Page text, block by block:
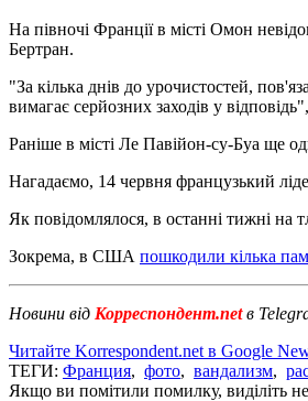
На півночі Франції в місті Омон
Бертран.
"За кілька днів до урочистостей,
вимагає серйозних заходів у
Раніше в місті Ле Павійон-су-Буа ще
Нагадаємо, 14 червня французький
Як повідомлялося, в останні тижні на
Зокрема, в США пошкодили кілька
Новини від Корреспондент.netв
Читайте Korrespondent.net в Google
ТЕГИ: Франция, фото, вандализм,
Якщо ви помітили помилку, виділіть